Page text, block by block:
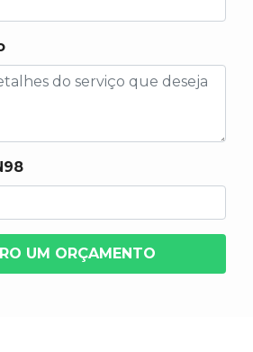
UM ORÇAMENTO